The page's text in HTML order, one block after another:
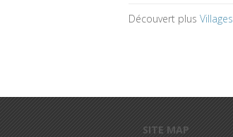
Découvert plus Villages
SITE MAP